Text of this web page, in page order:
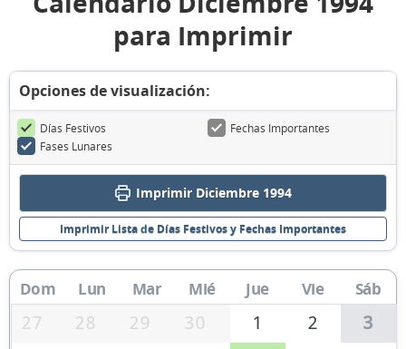
para Imprimir
Opciones de visualización:
Días Festivos
Fechas Importantes
Fases Lunares
Imprimir Diciembre 1994
Imprimir Lista de Días Festivos y Fechas Importantes
Dom Lun Mar Mié Jue Vie Sáb
27 28 29 30 1 2
3